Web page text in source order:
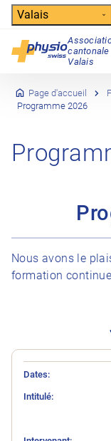
Header
Valais
cantonale
Valais
Page d'accueil
Programme 2026
Nous avons le
formation
DatesIntitulé